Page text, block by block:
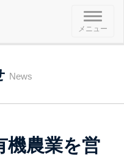
メ
ニ
ュ
メニュー
News
機農業を営